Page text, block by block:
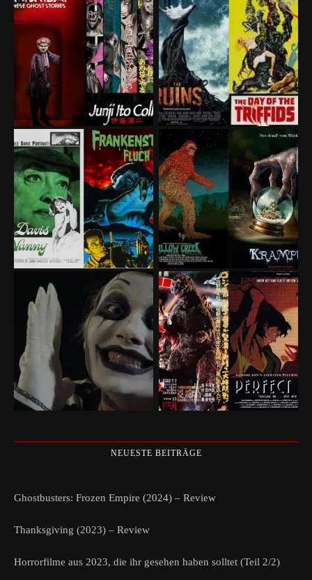
NEUESTE BEITRÄGE
Ghostbusters: Frozen Empire (2024) – Review
Thanksgiving (2023) – Review
Horrorfilme aus 2023, die ihr gesehen haben solltet (Teil 2/2)